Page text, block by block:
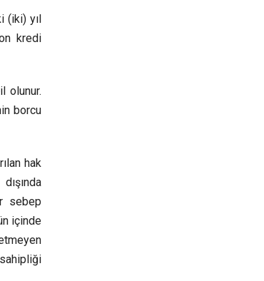
(iki) yıl
kredi
olunur.
borcu
hak
sebep
içinde